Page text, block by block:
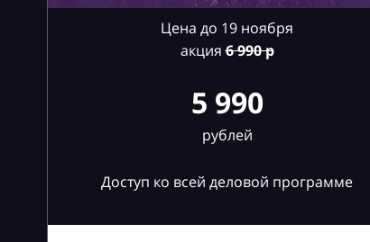
Цена до 19 ноября
акция 6990 р
5 990
рублей
Доступ ко всей деловой программе